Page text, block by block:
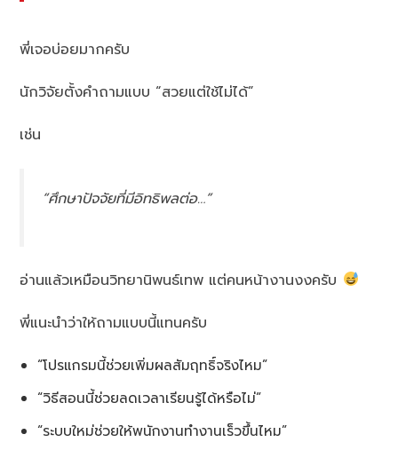
พี่เจอบ่อยมากครับ
นักวิจัยตั้งคำถามแบบ “สวยแต่ใช้ไม่ได้”
เช่น
“ศึกษาปัจจัยที่มีอิทธิพลต่อ…”
อ่านแล้วเหมือนวิทยานิพนธ์เทพ แต่คนหน้างานงงครับ
พี่แนะนำว่าให้ถามแบบนี้แทนครับ
“โปรแกรมนี้ช่วยเพิ่มผลสัมฤทธิ์จริงไหม”
“วิธีสอนนี้ช่วยลดเวลาเรียนรู้ได้หรือไม่”
“ระบบใหม่ช่วยให้พนักงานทำงานเร็วขึ้นไหม”